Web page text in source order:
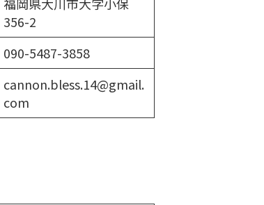
356-2
090-5487-3858
cannon.bless.14@gmail.
com